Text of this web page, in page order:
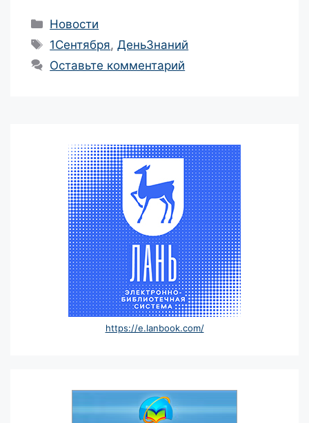
Рубрики
Новости
Метки
1Сентября,ДеньЗнаний
Оставьте комментарий
https://e.lanbook.com/